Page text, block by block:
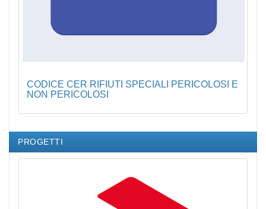
CODICE CER RIFIUTI SPECIALI PERICOLOSI E
NON PERICOLOSI
PROGETTI